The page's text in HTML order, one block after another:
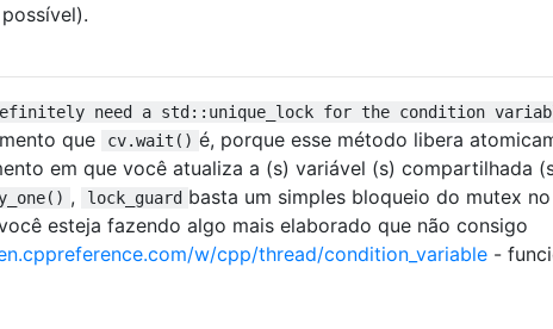
need a std::unique_lock for the condition
que cv.wait() é, porque esse método libera
em que você atualiza a (s) variável (s) compartilhada
, lock_guard basta um simples bloqueio do mutex no
esteja fazendo algo mais elaborado que não consigo
w/cpp/thread/condition_variable -